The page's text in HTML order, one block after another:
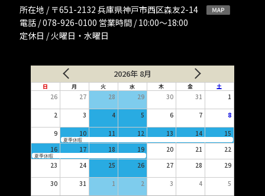
所在地 / 〒651-2132 兵庫県神戸市西区森友2-14
電話 / 078-926-0100 営業時間 / 10:00〜18:00
定休日 / 火曜日・水曜日
2026年 8月
日 月 火 水 木 金 土
26 27 28 29 30 31 1
2 3 4 5 6 7 8
9 10 11 12 13 14 15
夏季休暇
16 17 18 19 20 21 22
夏季休暇
23 24 25 26 27 28 29
30 31 1 2 3 4 5